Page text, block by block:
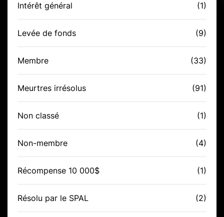
Intérêt général (1)
Levée de fonds (9)
Membre (33)
Meurtres irrésolus (91)
Non classé (1)
Non-membre (4)
Récompense 10 000$ (1)
Résolu par le SPAL (2)